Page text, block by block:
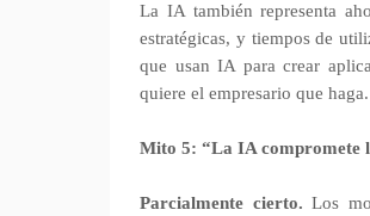
La IA también representa
estratégicas, y tiempos de
que usan IA para crear
quiere el empresario que
Mito 5: “La IA compromete
Parcialmente cierto. Los